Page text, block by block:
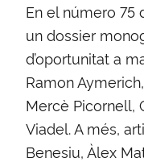
En el número 75
un dossier
d’oportunitat a
Ramon
Mercè Picornell,
Viadel. A més,
Benesiu, Àlex